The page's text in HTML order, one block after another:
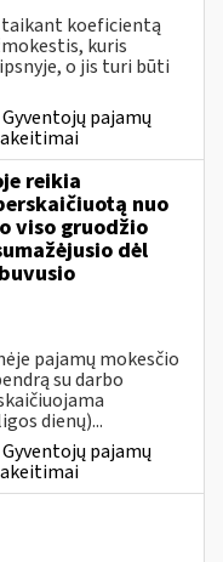
taikant koeficientą
kuris
o jis turi būti
Gyventojų pajamų
reikia
nuo
viso gruodžio
dėl
pajamų mokesčio
su darbo
dienų)...
Gyventojų pajamų